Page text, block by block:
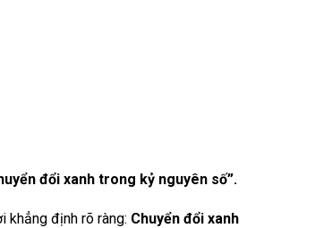
đổi xanh trong kỷ nguyên số”.
khẳng định rõ ràng: Chuyển đổi xanh